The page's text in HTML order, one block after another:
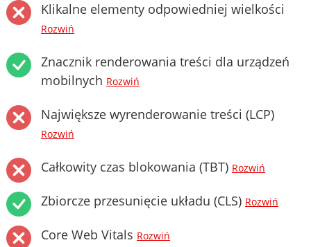
Klikalne elementy odpowiedniej wielkości
Rozwiń
Znacznik renderowania treści dla urządzeń
mobilnych Rozwiń
Największe wyrenderowanie treści (LCP)
Rozwiń
Całkowity czas blokowania (TBT) Rozwiń
Zbiorcze przesunięcie układu (CLS) Rozwiń
Core Web Vitals Rozwiń